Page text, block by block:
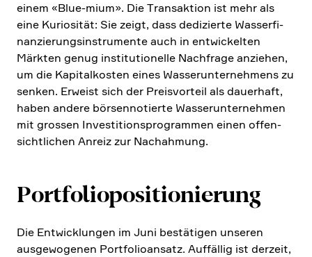
einem «Blue-mium». Die Trans­ak­tion ist mehr als
eine Kurio­sität: Sie zeigt, dass dedizierte Wasser­fi­
nan­zie­rungs­in­stru­mente auch in entwickelten
Märkten genug insti­tu­tio­nelle Nachfrage anziehen,
um die Kapital­ko­sten eines Wasser­un­ter­neh­mens zu
senken. Erweist sich der Preis­vor­teil als dauer­haft,
haben andere börsen­no­tierte Wasser­un­ter­nehmen
mit grossen Investi­ti­ons­pro­grammen einen offen­
sicht­li­chen Anreiz zur Nachah­mung.
Portfoliopositionie­rung
Die Entwick­lungen im Juni bestä­tigen unseren
ausge­wo­genen Portfo­lio­an­satz. Auffällig ist derzeit,